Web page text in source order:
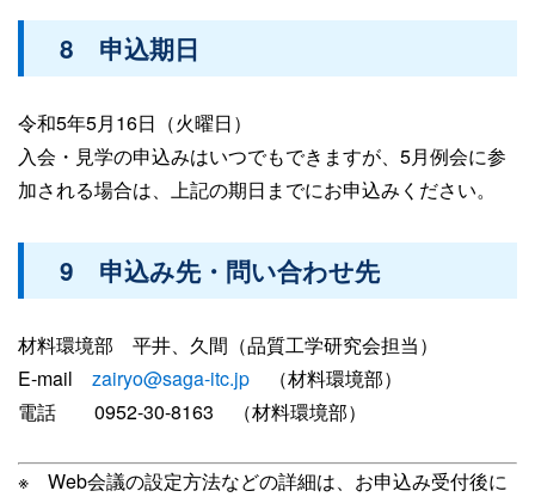
8 申込期日
令和5年5月16日（火曜日）
入会・見学の申込みはいつでもできますが、5月例会に参
加される場合は、上記の期日までにお申込みください。
9 申込み先・問い合わせ先
材料環境部 平井、久間（品質工学研究会担当）
E-mail zairyo@saga-itc.jp （材料環境部）
電話 0952-30-8163 （材料環境部）
※ Web会議の設定方法などの詳細は、お申込み受付後に